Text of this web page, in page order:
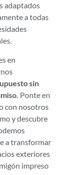
adaptados
a todas
en
sin
Ponte en
con nosotros
y descubre
a transformar
exteriores
impreso